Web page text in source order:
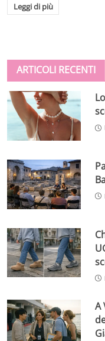
Leggi di più
ARTICOLI RECENTI
A